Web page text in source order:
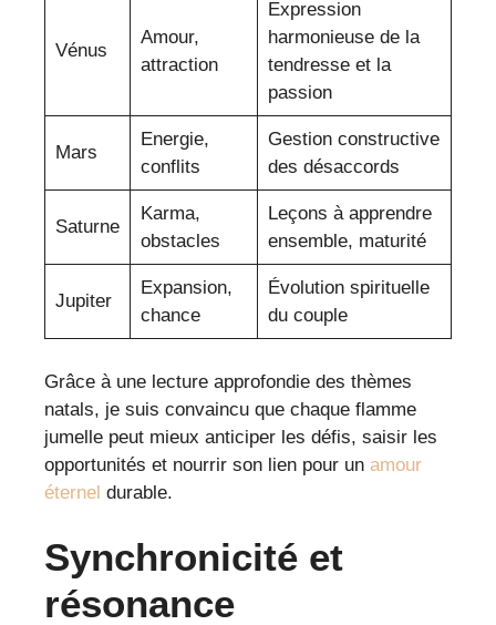
Vénus
Amour,
attraction
Expression
harmonieuse de la
tendresse et la
passion
Mars
Energie,
conflits
Gestion constructive
des désaccords
Saturne
Karma,
obstacles
Leçons à apprendre
ensemble, maturité
Jupiter
Expansion,
chance
Évolution spirituelle
du couple
Grâce à une lecture approfondie des thèmes
natals, je suis convaincu que chaque flamme
jumelle peut mieux anticiper les défis, saisir les
opportunités et nourrir son lien pour un amour
éternel durable.
Synchronicité et
résonance